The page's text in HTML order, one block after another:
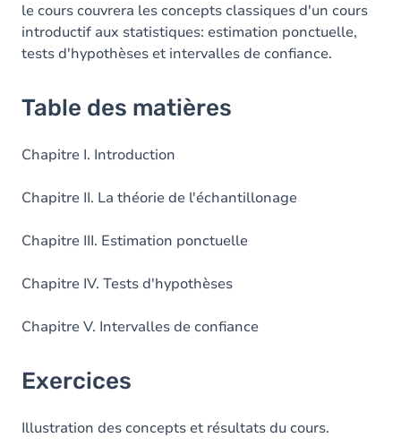
le cours couvrera les concepts classiques d'un cours
introductif aux statistiques: estimation ponctuelle,
tests d'hypothèses et intervalles de confiance.
Table des matières
Chapitre I. Introduction
Chapitre II. La théorie de l'échantillonage
Chapitre III. Estimation ponctuelle
Chapitre IV. Tests d'hypothèses
Chapitre V. Intervalles de confiance
Exercices
Illustration des concepts et résultats du cours.